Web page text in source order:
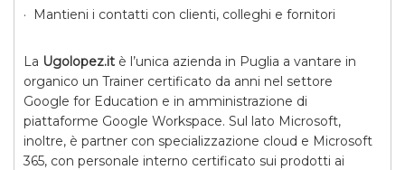
· Mantieni i contatti con clienti, colleghi e fornitori
La Ugolopez.it è l’unica azienda in Puglia a vantare in
organico un Trainer certificato da anni nel settore
Google for Education e in amministrazione di
piattaforme Google Workspace. Sul lato Microsoft,
inoltre, è partner con specializzazione cloud e Microsoft
365, con personale interno certificato sui prodotti ai